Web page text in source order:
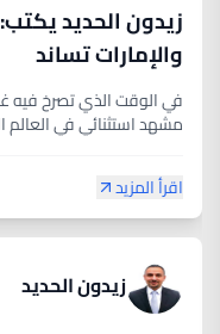
زيدون الحديد
والإمارات تساند
في الوقت الذي تصرخ فيه
مشهد استثنائي في العالم
اقرأ المزيد
زيدون الحديد